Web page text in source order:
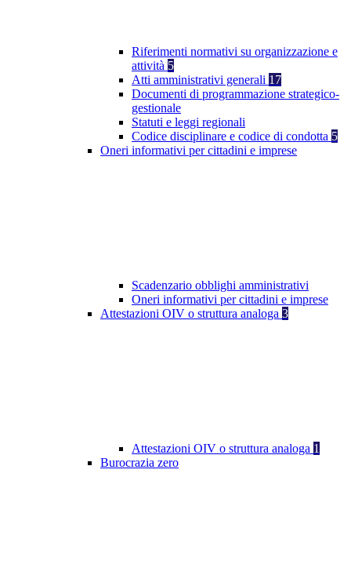
Riferimenti normativi su organizzazione e
attività 5
Atti amministrativi generali 17
Documenti di programmazione strategico-
gestionale
Statuti e leggi regionali
Codice disciplinare e codice di condotta 5
Oneri informativi per cittadini e imprese
Scadenzario obblighi amministrativi
Oneri informativi per cittadini e imprese
Attestazioni OIV o struttura analoga 3
Attestazioni OIV o struttura analoga 1
Burocrazia zero